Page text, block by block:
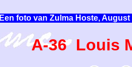
Een foto van Zulma Hoste,
A-36 Louis